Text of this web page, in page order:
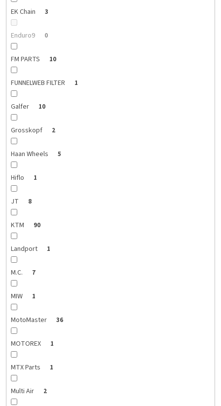
EK Chain 3
Enduro9 0
FM PARTS 10
FUNNELWEB FILTER 1
Galfer 10
Grosskopf 2
Haan Wheels 5
Hiflo 1
JT 8
KTM 90
Landport 1
M.C. 7
MIW 1
MotoMaster 36
MOTOREX 1
MTX Parts 1
Multi Air 2